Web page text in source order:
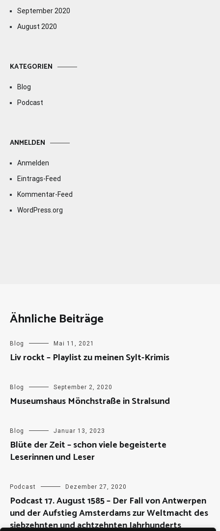
September 2020
August 2020
KATEGORIEN
Blog
Podcast
ANMELDEN
Anmelden
Eintrags-Feed
Kommentar-Feed
WordPress.org
Ähnliche Beiträge
Blog Mai 11, 2021
Liv rockt – Playlist zu meinen Sylt-Krimis
Blog September 2, 2020
Museumshaus Mönchstraße in Stralsund
Blog Januar 13, 2023
Blüte der Zeit – schon viele begeisterte
Leserinnen und Leser
Podcast Dezember 27, 2020
Podcast 17. August 1585 – Der Fall von Antwerpen
und der Aufstieg Amsterdams zur Weltmacht des
siebzehnten und achtzehnten Jahrhunderts